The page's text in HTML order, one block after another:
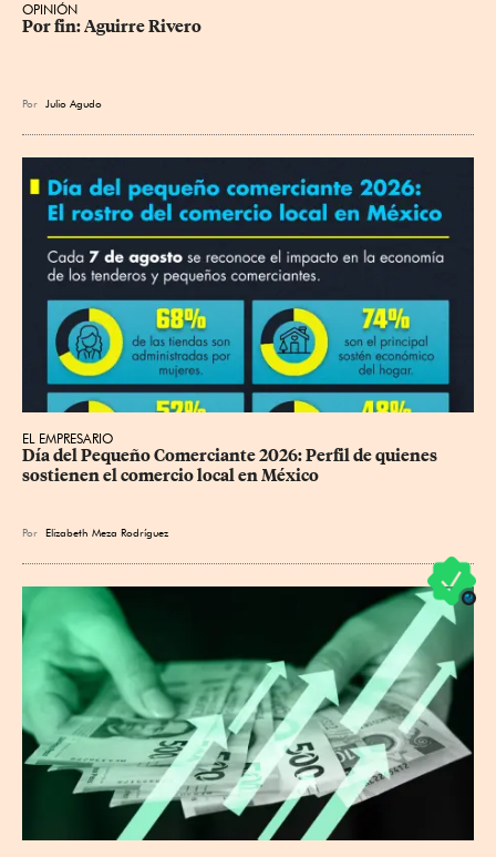
OPINIÓN
Por fin: Aguirre Rivero
Por Julio Agudo
EL EMPRESARIO
Día del Pequeño Comerciante 2026: Perfil de quienes
sostienen el comercio local en México
Por Elizabeth Meza Rodríguez